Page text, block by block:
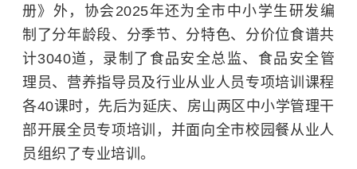
册》外，协会2025年还为全市中小学生研发编
制了分年龄段、分季节、分特色、分价位食谱共
计3040道，录制了食品安全总监、食品安全管
理员、营养指导员及行业从业人员专项培训课程
各40课时，先后为延庆、房山两区中小学管理干
部开展全员专项培训，并面向全市校园餐从业人
员组织了专业培训。